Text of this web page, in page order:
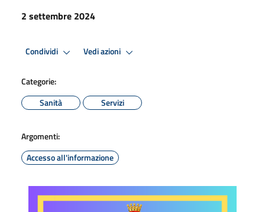
2 settembre 2024
Condividi Vedi azioni
Categorie:
Sanità
Servizi
Argomenti:
Accesso all'informazione